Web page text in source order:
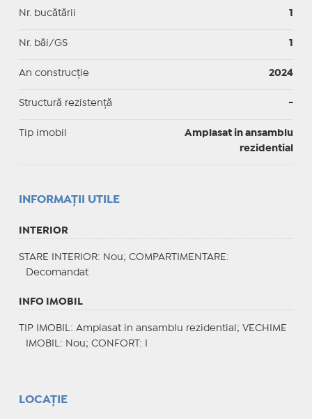
Nr. bucătării 1
Nr. băi/GS 1
An construcție 2024
Structură rezistență -
Tip imobil
Amplasat in ansamblu
rezidential
INFORMAŢII UTILE
INTERIOR
STARE INTERIOR: Nou; COMPARTIMENTARE :
Decomandat
INFO IMOBIL
TIP IMOBIL : Amplasat in ansamblu rezidential; VECHIME
IMOBIL : Nou; CONFORT : I
LOCAȚIE